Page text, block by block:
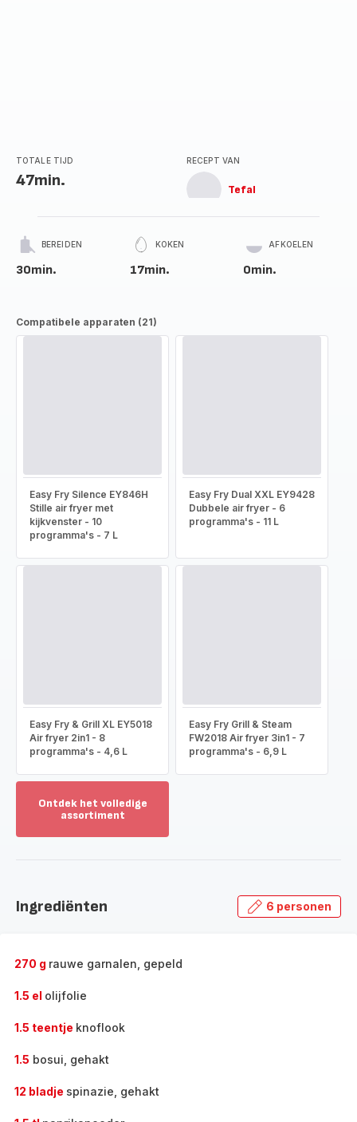
TOTALE TIJD
47min.
RECEPT VAN
Tefal
BEREIDEN
30min.
KOKEN
17min.
AFKOELEN
0min.
Compatibele apparaten (21)
Easy Fry Silence EY846H
Stille air fryer met
kijkvenster - 10
programma's - 7 L
Easy Fry Dual XXL EY9428
Dubbele air fryer - 6
programma's - 11 L
Easy Fry & Grill XL EY5018
Air fryer 2in1 - 8
programma's - 4,6 L
Easy Fry Grill & Steam
FW2018 Air fryer 3in1 - 7
programma's - 6,9 L
Ontdek het volledige
assortiment
volledige
Ingrediënten 6 personen
270 g rauwe garnalen, gepeld
1.5 el olijfolie
1.5 teentje knoflook
1.5 bosui, gehakt
12 bladje spinazie, gehakt